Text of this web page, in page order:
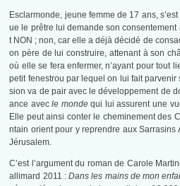
Esclarmonde, jeune femme de 17 ans,
ue le prêtre lui demande son
t NON ; non, car elle a déjà décidé de
on père de lui construire, attenant à son
où elle se fera enfermer, n’ayant pour tout
petit fenestrou par lequel on lui fait
sion va de pair avec le développement de
ance avecle mondequi lui assurent une
Elle peut ainsi conter le cheminement des
ntain orient pour y reprendre aux Sarrasins
Jérusalem.
C’est l’argument du roman de Carole
allimard 2011 :Dans les mains de mon